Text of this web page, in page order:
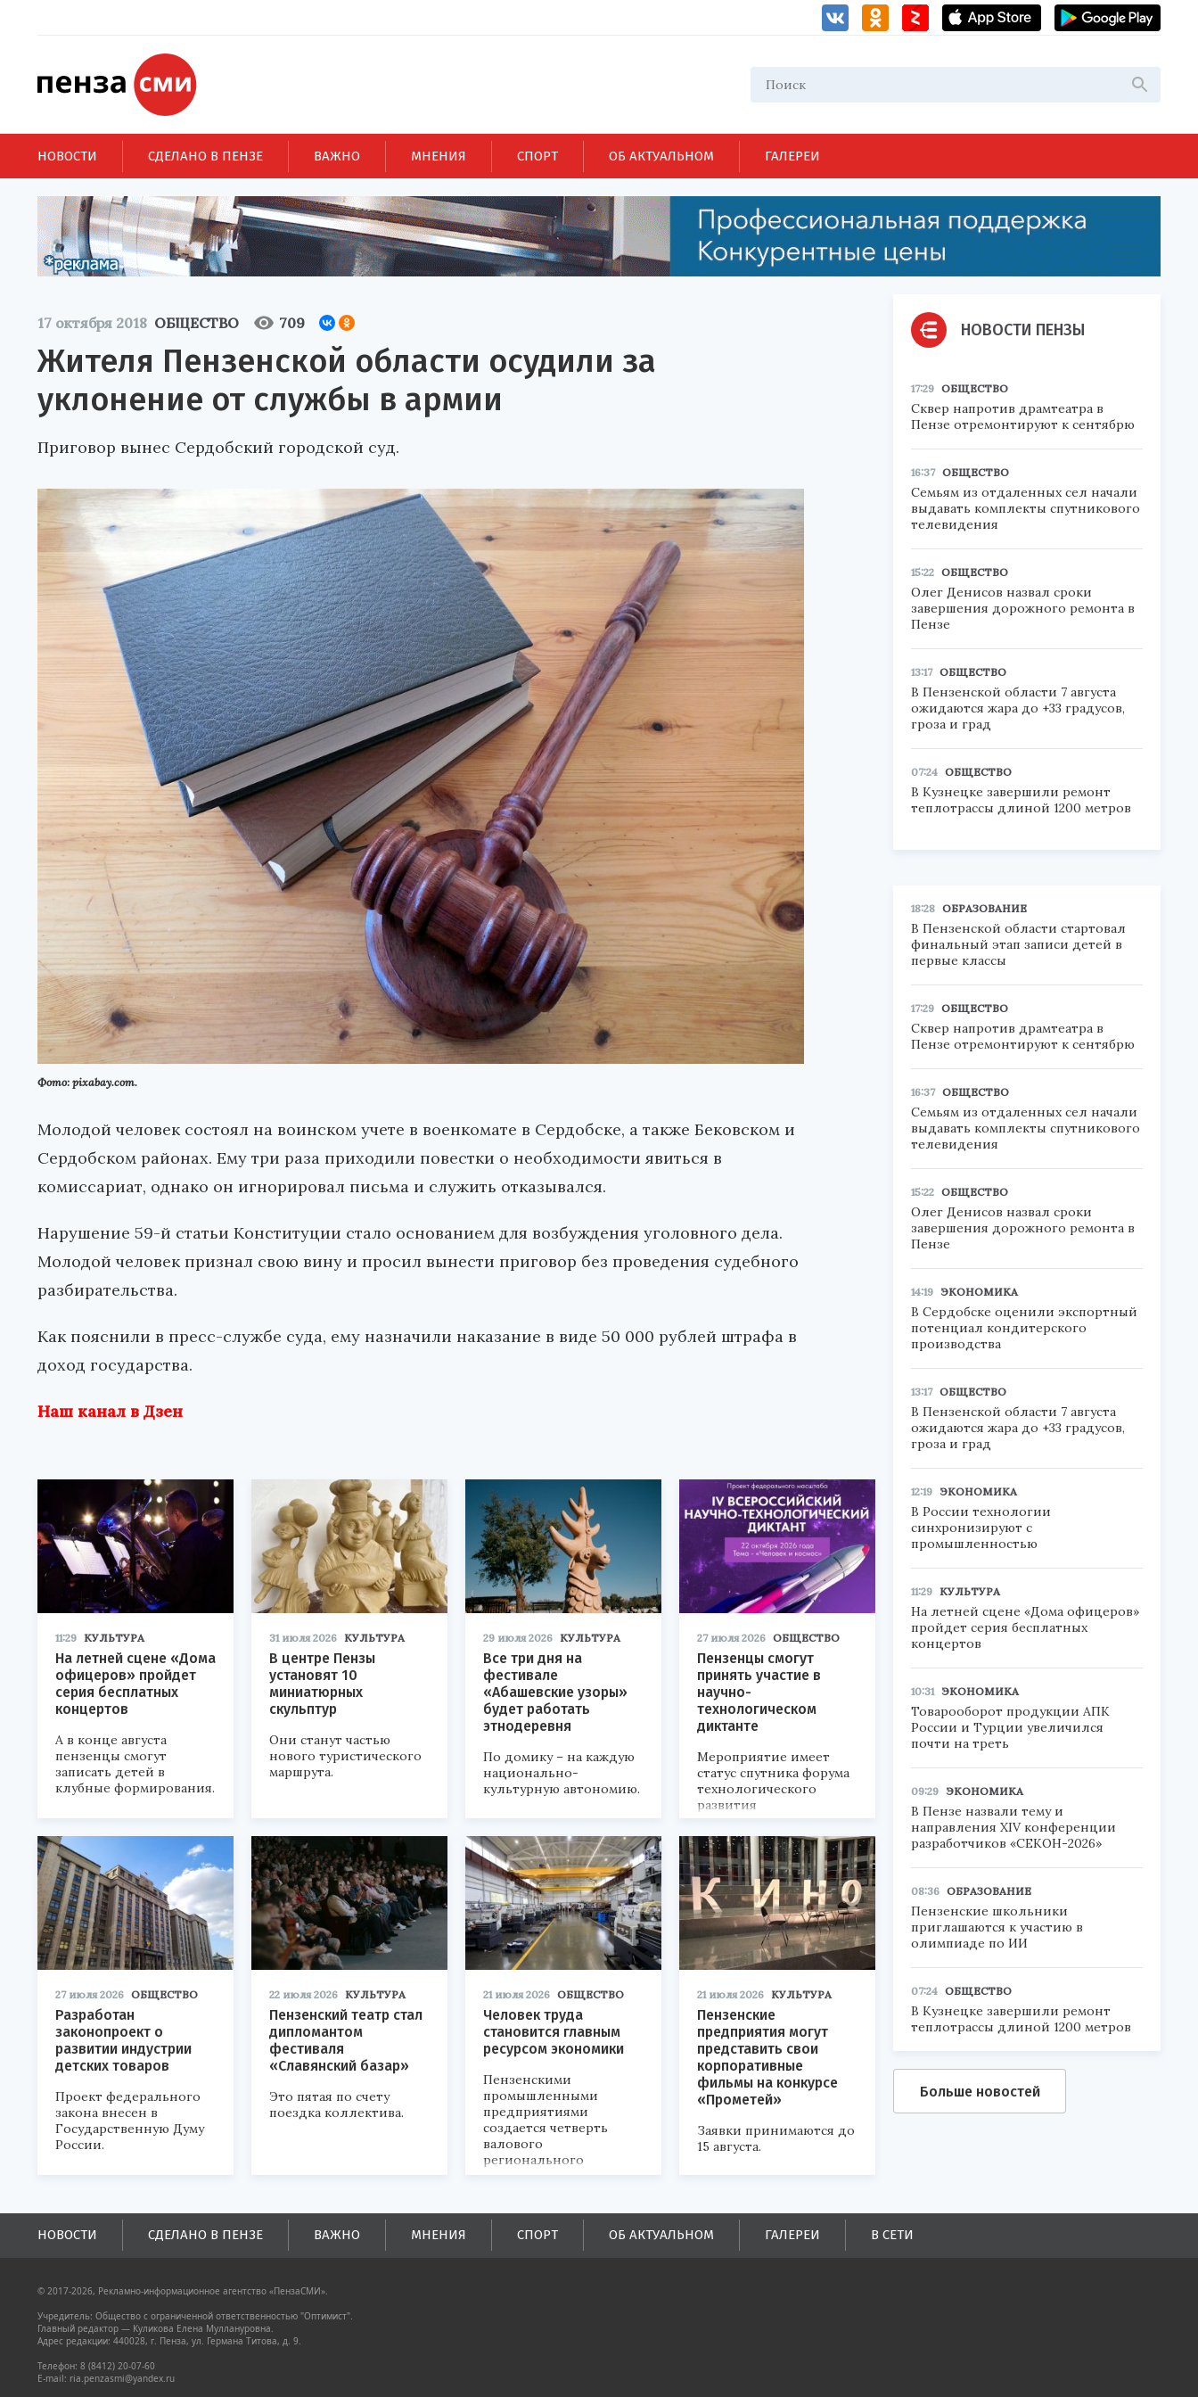
НОВОСТИ СДЕЛАНО В ПЕНЗЕ ВАЖНО МНЕНИЯ СПОРТ ОБ АКТУАЛЬНОМ ГАЛЕРЕИ
17 октября 2018 ОБЩЕСТВО 709
Жителя Пензенской области осудили за
уклонение от службы в армии
Приговор вынес Сердобский городской суд.
Фото: pixabay.com.
Молодой человек состоял на воинском учете в военкомате в Сердобске, а также Бековском и
Сердобском районах. Ему три раза приходили повестки о необходимости явиться в
комиссариат, однако он игнорировал письма и служить отказывался.
Нарушение 59-й статьи Конституции стало основанием для возбуждения уголовного дела.
Молодой человек признал свою вину и просил вынести приговор без проведения судебного
разбирательства.
Как пояснили в пресс-службе суда, ему назначили наказание в виде 50 000 рублей штрафа в
доход государства.
Наш канал в Дзен
11:29 КУЛЬТУРА
На летней сцене «Дома
офицеров» пройдет
серия бесплатных
концертов
А в конце августа
пензенцы смогут
записать детей в
клубные формирования.
31 июля 2026 КУЛЬТУРА
В центре Пензы
установят 10
миниатюрных
скульптур
Они станут частью
нового туристического
маршрута.
29 июля 2026 КУЛЬТУРА
Все три дня на
фестивале
«Абашевские узоры»
будет работать
этнодеревня
По домику – на каждую
национально-
культурную автономию.
27 июля 2026 ОБЩЕСТВО
Пензенцы смогут
принять участие в
научно-
технологическом
диктанте
Мероприятие имеет
статус спутника форума
технологического
развития
«Технопром-2026».
27 июля 2026 ОБЩЕСТВО
Разработан
законопроект о
развитии индустрии
детских товаров
Проект федерального
закона внесен в
Государственную Думу
России.
22 июля 2026 КУЛЬТУРА
Пензенский театр стал
дипломантом
фестиваля
«Славянский базар»
Это пятая по счету
поездка коллектива.
21 июля 2026 ОБЩЕСТВО
Человек труда
становится главным
ресурсом экономики
Пензенскими
промышленными
предприятиями
создается четверть
валового
регионального
продукта и
поступлений в
бюджеты всех уровней.
21 июля 2026 КУЛЬТУРА
Пензенские
предприятия могут
представить свои
корпоративные
фильмы на конкурсе
«Прометей»
Заявки принимаются до
15 августа.
НОВОСТИ ПЕНЗЫ
17:29 ОБЩЕСТВО
Сквер напротив драмтеатра в
Пензе отремонтируют к сентябрю
16:37 ОБЩЕСТВО
Семьям из отдаленных сел начали
выдавать комплекты спутникового
телевидения
15:22 ОБЩЕСТВО
Олег Денисов назвал сроки
завершения дорожного ремонта в
Пензе
13:17 ОБЩЕСТВО
В Пензенской области 7 августа
ожидаются жара до +33 градусов,
гроза и град
07:24 ОБЩЕСТВО
В Кузнецке завершили ремонт
теплотрассы длиной 1200 метров
18:28 ОБРАЗОВАНИЕ
В Пензенской области стартовал
финальный этап записи детей в
первые классы
17:29 ОБЩЕСТВО
Сквер напротив драмтеатра в
Пензе отремонтируют к сентябрю
16:37 ОБЩЕСТВО
Семьям из отдаленных сел начали
выдавать комплекты спутникового
телевидения
15:22 ОБЩЕСТВО
Олег Денисов назвал сроки
завершения дорожного ремонта в
Пензе
14:19 ЭКОНОМИКА
В Сердобске оценили экспортный
потенциал кондитерского
производства
13:17 ОБЩЕСТВО
В Пензенской области 7 августа
ожидаются жара до +33 градусов,
гроза и град
12:19 ЭКОНОМИКА
В России технологии
синхронизируют с
промышленностью
11:29 КУЛЬТУРА
На летней сцене «Дома офицеров»
пройдет серия бесплатных
концертов
10:31 ЭКОНОМИКА
Товарооборот продукции АПК
России и Турции увеличился
почти на треть
09:29 ЭКОНОМИКА
В Пензе назвали тему и
направления XIV конференции
разработчиков «СЕКОН-2026»
08:36 ОБРАЗОВАНИЕ
Пензенские школьники
приглашаются к участию в
олимпиаде по ИИ
07:24 ОБЩЕСТВО
В Кузнецке завершили ремонт
теплотрассы длиной 1200 метров
Больше новостей
НОВОСТИ СДЕЛАНО В ПЕНЗЕ ВАЖНО МНЕНИЯ СПОРТ ОБ АКТУАЛЬНОМ ГАЛЕРЕИ В СЕТИ
© 2017-2026, Рекламно-информационное агентство «ПензаСМИ».
Учредитель: Общество с ограниченной ответственностью "Оптимист".
Главный редактор — Куликова Елена Муллануровна.
Адрес редакции: 440028, г. Пенза, ул. Германа Титова, д. 9.
Телефон: 8 (8412) 20-07-60
E-mail: ria.penzasmi@yandex.ru